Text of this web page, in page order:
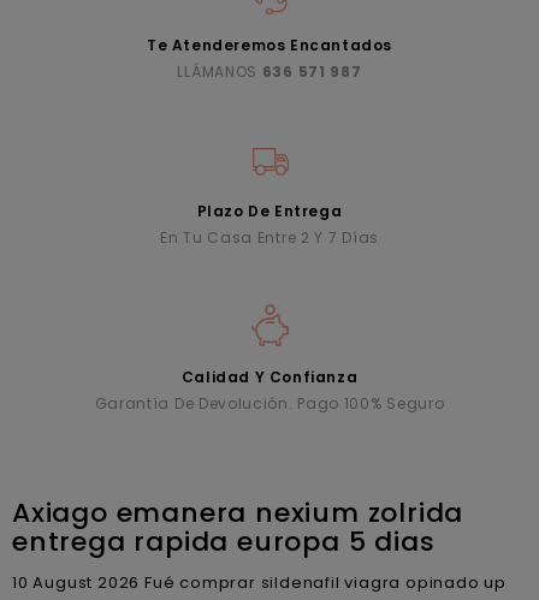
Te Atenderemos Encantados
LLÁMANOS 636 571 987
Plazo De Entrega
En Tu Casa Entre 2 Y 7 Días
Calidad Y Confianza
Garantía De Devolución. Pago 100% Seguro
Axiago emanera nexium zolrida
entrega rapida europa 5 dias
10 August 2026Fué comprar sildenafil viagra opinado up